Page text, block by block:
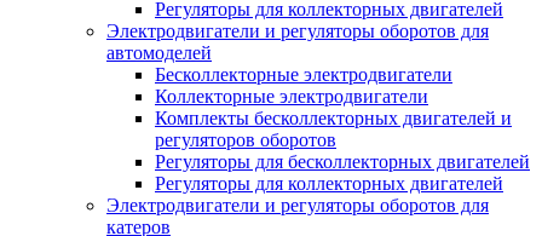
Регуляторы для коллекторных двигателей
Электродвигатели и регуляторы оборотов для
автомоделей
Бесколлекторные электродвигатели
Коллекторные электродвигатели
Комплекты бесколлекторных двигателей и
регуляторов оборотов
Регуляторы для бесколлекторных двигателей
Регуляторы для коллекторных двигателей
Электродвигатели и регуляторы оборотов для
катеров